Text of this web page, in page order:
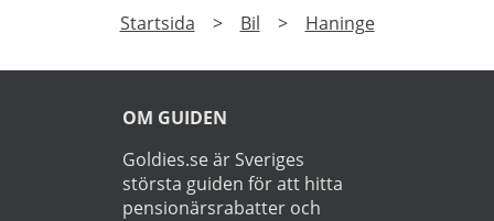
Prenumerera på vårt nyhetsbrev och få exklusiv
Läs Integritetspolicy